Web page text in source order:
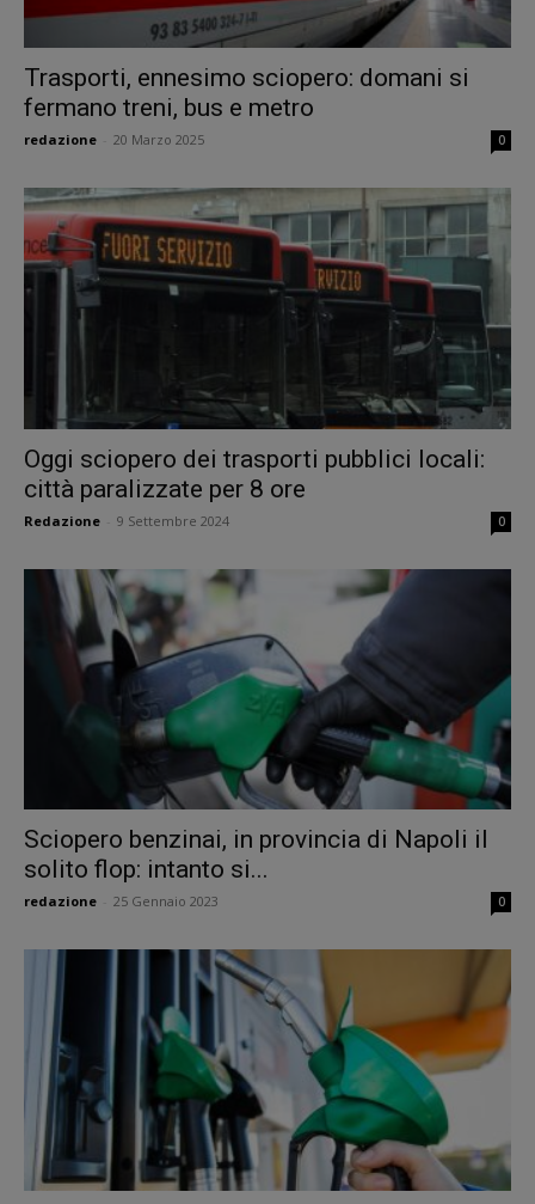
Trasporti, ennesimo sciopero: domani si
fermano treni, bus e metro
redazione 20 Marzo 2025 0
Oggi sciopero dei trasporti pubblici locali:
città paralizzate per 8 ore
Redazione 9 Settembre 2024 0
Sciopero benzinai, in provincia di Napoli il
solito flop: intanto si...
redazione 25 Gennaio 2023 0